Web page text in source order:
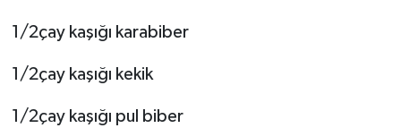
1/2çay kaşığı karabiber
1/2çay kaşığı kekik
1/2çay kaşığı pul biber